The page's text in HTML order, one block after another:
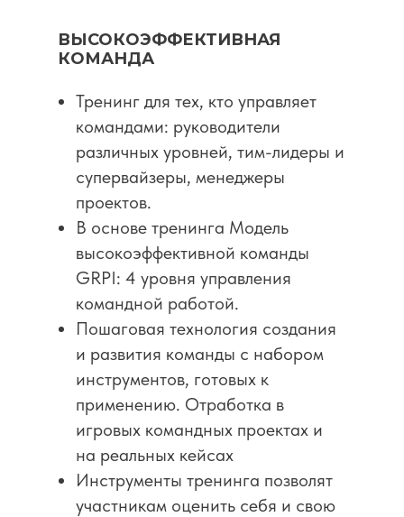
ВЫСОКОЭФФЕКТИВНАЯ
КОМАНДА
Тренинг для тех, кто управляет
командами: руководители
различных уровней, тим-лидеры и
супервайзеры, менеджеры
проектов.
В основе тренинга Модель
высокоэффективной команды
GRPI: 4 уровня управления
командной работой.
Пошаговая технология создания
и развития команды с набором
инструментов, готовых к
применению. Отработка в
игровых командных проектах и
на реальных кейсах
Инструменты тренинга позволят
участникам оценить себя и свою